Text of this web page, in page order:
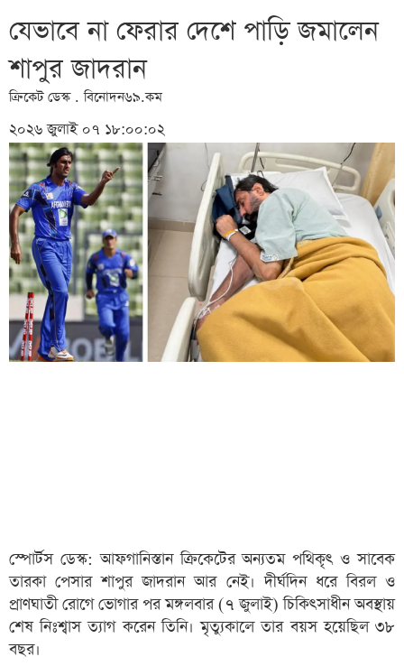
যেভাবে না ফেরার দেশে পাড়ি জমালেন
শাপুর জাদরান
ক্রিকেট ডেস্ক . বিনোদন৬৯.কম
২০২৬ জুলাই ০৭ ১৮:০০:০২
স্পোর্টস ডেস্ক: আফগানিস্তান ক্রিকেটের অন্যতম পথিকৃৎ ও সাবেক
তারকা পেসার শাপুর জাদরান আর নেই। দীর্ঘদিন ধরে বিরল ও
প্রাণঘাতী রোগে ভোগার পর মঙ্গলবার (৭ জুলাই) চিকিৎসাধীন অবস্থায়
শেষ নিঃশ্বাস ত্যাগ করেন তিনি। মৃত্যুকালে তার বয়স হয়েছিল ৩৮
বছর।